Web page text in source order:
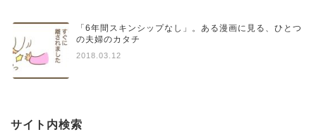
「6年間スキンシップなし」。ある漫画に見る、ひとつ
の夫婦のカタチ
2018.03.12
サイト内検索